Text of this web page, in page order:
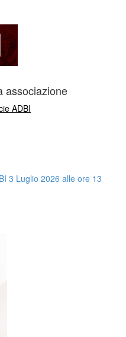
associazione
ADBI
3 Luglio 2026 alle ore 13